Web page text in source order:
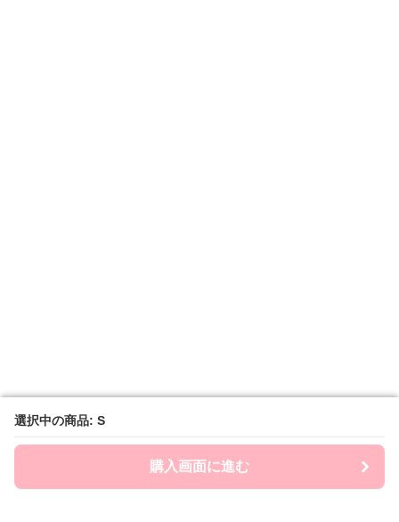
選択中の商品: S
購入画面に進む
選択中の商品: S
購入画面に進む